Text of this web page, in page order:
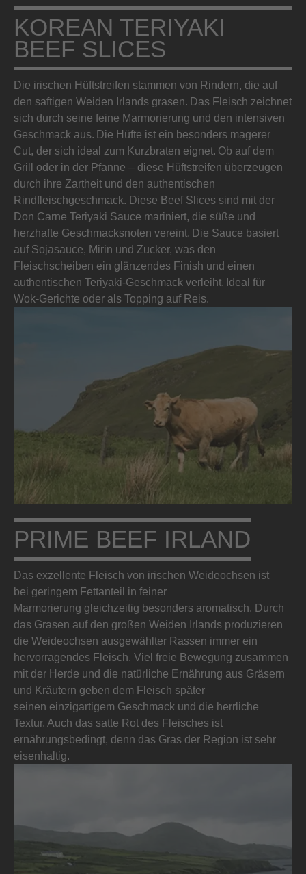
KOREAN TERIYAKI
BEEF SLICES
Die irischen Hüftstreifen stammen von Rindern, die auf
den saftigen Weiden Irlands grasen. Das Fleisch zeichnet
sich durch seine feine Marmorierung und den intensiven
Geschmack aus. Die Hüfte ist ein besonders magerer
Cut, der sich ideal zum Kurzbraten eignet. Ob auf dem
Grill oder in der Pfanne – diese Hüftstreifen überzeugen
durch ihre Zartheit und den authentischen
Rindfleischgeschmack. Diese Beef Slices sind mit der
Don Carne Teriyaki Sauce mariniert, die süße und
herzhafte Geschmacksnoten vereint. Die Sauce basiert
auf Sojasauce, Mirin und Zucker, was den
Fleischscheiben ein glänzendes Finish und einen
authentischen Teriyaki-Geschmack verleiht. Ideal für
Wok-Gerichte oder als Topping auf Reis.
PRIME BEEF IRLAND
Das exzellente Fleisch von irischen Weideochsen ist
bei geringem Fettanteil in feiner
Marmorierung gleichzeitig besonders aromatisch. Durch
das Grasen auf den großen Weiden Irlands produzieren
die Weideochsen ausgewählter Rassen immer ein
hervorragendes Fleisch. Viel freie Bewegung zusammen
mit der Herde und die natürliche Ernährung aus Gräsern
und Kräutern geben dem Fleisch später
seinen einzigartigem Geschmack und die herrliche
Textur. Auch das satte Rot des Fleisches ist
ernährungsbedingt, denn das Gras der Region ist sehr
eisenhaltig.